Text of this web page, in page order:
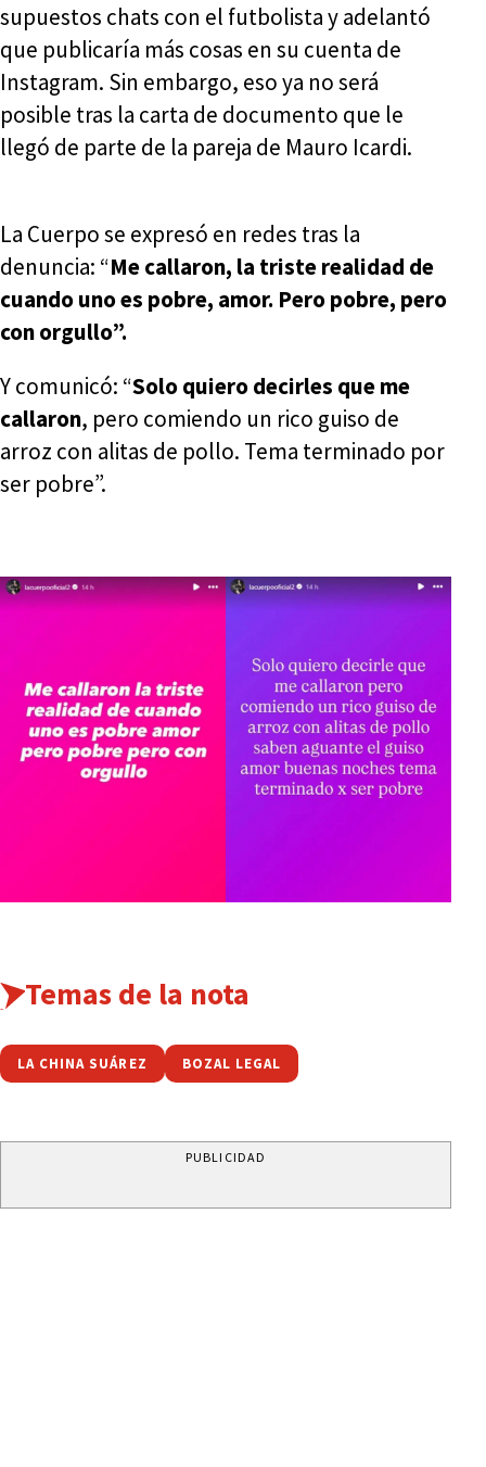
supuestos chats con el futbolista y adelantó
que publicaría más cosas en su cuenta de
Instagram. Sin embargo, eso ya no será
posible tras la carta de documento que le
llegó de parte de la pareja de Mauro Icardi.
La Cuerpo se expresó en redes tras la
denuncia: “Me callaron, la triste realidad de
cuando uno es pobre, amor. Pero pobre, pero
con orgullo”.
Y comunicó: “Solo quiero decirles que me
callaron, pero comiendo un rico guiso de
arroz con alitas de pollo. Tema terminado por
ser pobre”.
Temas de la nota
LA CHINA SUÁREZ BOZAL LEGAL
PUBLICIDAD